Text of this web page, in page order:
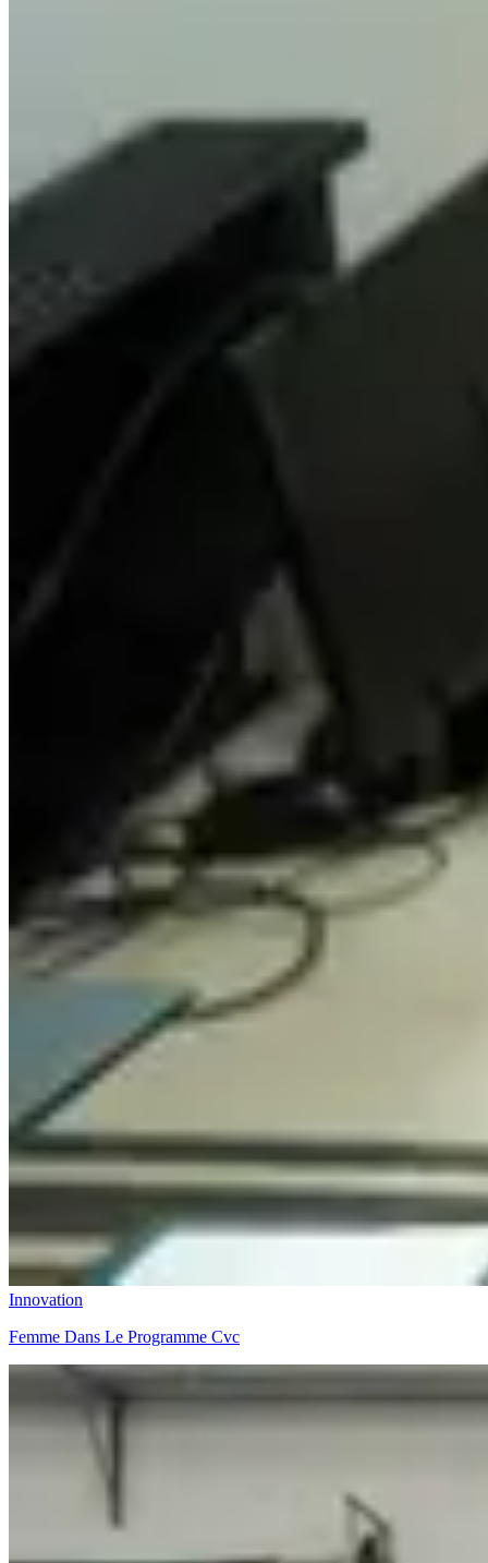
Innovation
Femme Dans Le Programme Cvc